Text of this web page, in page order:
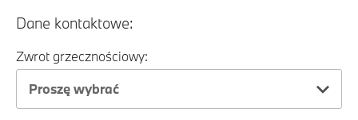
Dane kontaktowe:
Zwrot grzecznościowy:
Proszę wybrać